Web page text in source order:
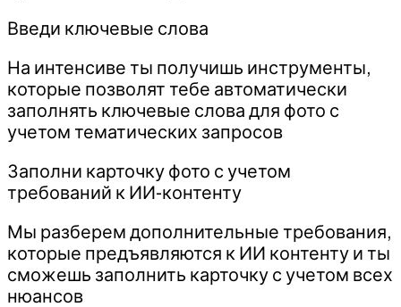
Введи ключевые слова
На интенсиве ты получишь инструменты,
которые позволят тебе автоматически
заполнять ключевые слова для фото с
учетом тематических запросов
Заполни карточку фото с учетом
требований к ИИ-контенту
Мы разберем дополнительные требования,
которые предъявляются к ИИ контенту и ты
сможешь заполнить карточку с учетом всех
нюансов